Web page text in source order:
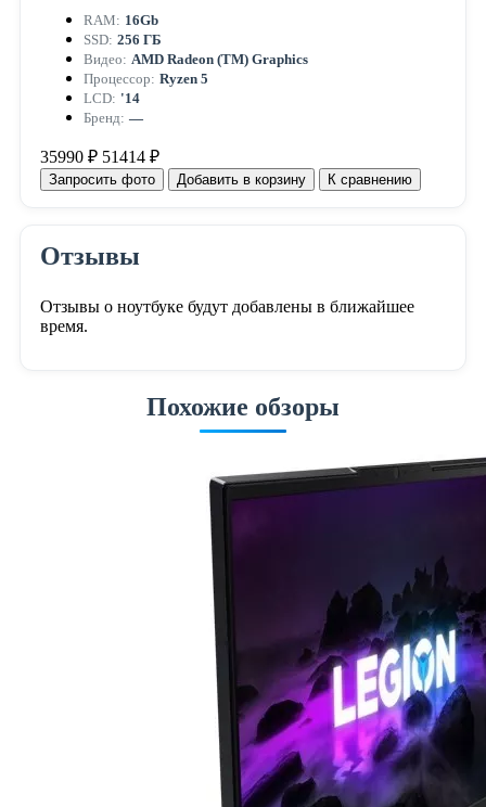
RAM: 16Gb
SSD: 256 ГБ
Видео: AMD Radeon (TM) Graphics
Процессор: Ryzen 5
LCD: '14
Бренд: —
35990 ₽ 51414 ₽
Запросить фото Добавить в корзину К сравнению
Отзывы
Отзывы о ноутбуке будут добавлены в ближайшее
время.
Похожие обзоры